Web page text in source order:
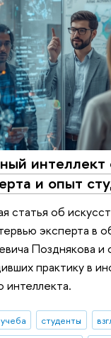
интеллект
и опыт
статья об
эксперта в
Позднякова и
практику в
интеллекта.
студенты